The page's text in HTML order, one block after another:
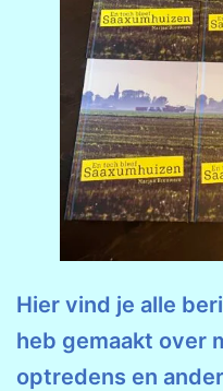
Hier vind je alle
heb gemaakt over
optredens en